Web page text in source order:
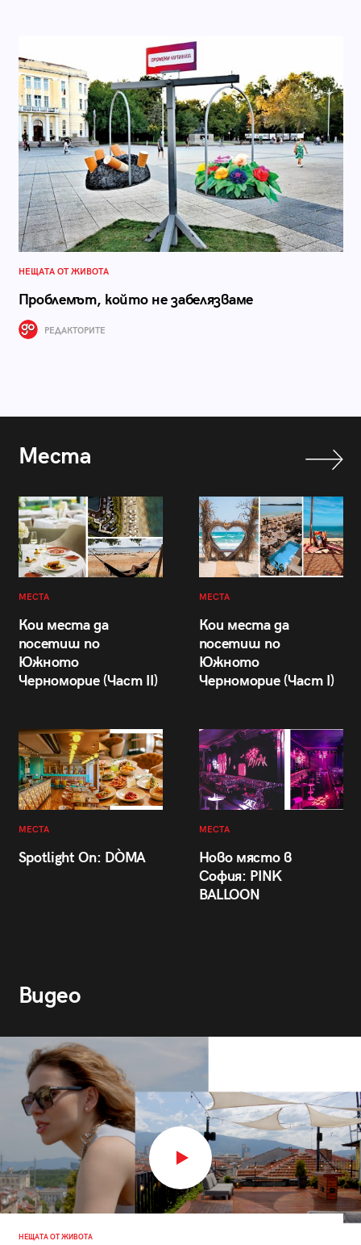
НЕЩАТА ОТ ЖИВОТА
Проблемът, който не забелязваме
РЕДАКТОРИТЕ
Места
МЕСТА
Кои места да
посетиш по
Южното
Черноморие (Част II)
МЕСТА
Кои места да
посетиш по
Южното
Черноморие (Част I)
МЕСТА
Spotlight On: DÒMA
МЕСТА
Ново място в
София: PINK
BALLOON
Видео
НЕЩАТА ОТ ЖИВОТА